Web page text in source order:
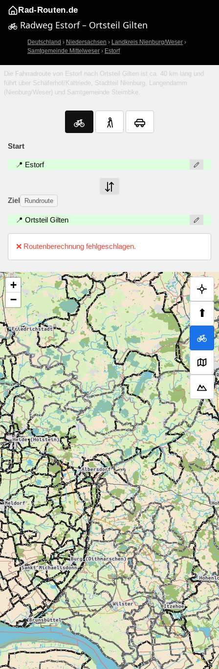
Rad-Routen.de
Radweg Estorf – Ortsteil Gilten
Deutschland › Niedersachsen › Landkreis Nienburg/Weser ›
Samtgemeinde Mittelweser › Estorf
Die Fahrradroute von Estorf nach Ortsteil Gilten ist ca. 40 km lang und
führt über Schäferhof/Kattriede, Stadtteil Nienburg, Langendamm
(Nienburg/Weser) und Samtgemeinde Steimbke.
Start
📍 Estorf
Ziel Rundroute
📍 Ortsteil Gilten
❌ Routenberechnung fehlgeschlagen.
⬆
+
−